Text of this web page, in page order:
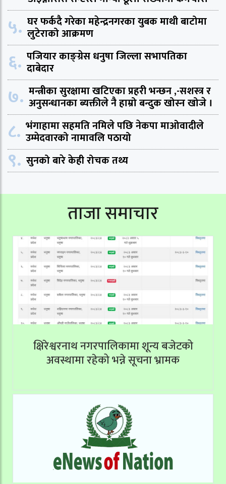
५. घर फर्कदै गरेका महेन्द्रनगरका युबक माथी बाटोमा
लुटेराको आक्रमण
६. पजियार काङ्ग्रेस धनुषा जिल्ला सभापतिका
दाबेदार
७. मन्त्रीका सुरक्षामा खटिएका प्रहरी भन्छन ,-सशस्त्र र
अनुसन्धानका ब्यक्तीले नै हाम्रो बन्दुक खोस्न खोजे ।
८. भंगाहामा सहमति नमिले पछि नेकपा माओवादीले
उम्मेदवारको नामावलि पठायो
९. सुनको बारे केही रोचक तथ्य
ताजा समाचार
क्षिरेश्वरनाथ नगरपालिकामा शून्य बजेटको
अवस्थामा रहेको भन्ने सूचना भ्रामक